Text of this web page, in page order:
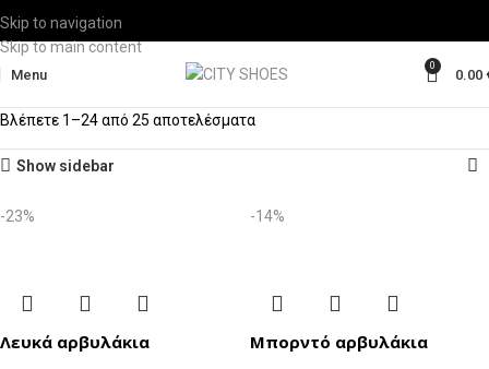
Skip to navigation
Skip to main content
Menu
0
0.00
Βλέπετε 1–24 από 25 αποτελέσματα
Show sidebar
-23%
Λευκά αρβυλάκια
-14%
Μπορντό αρβυλάκια